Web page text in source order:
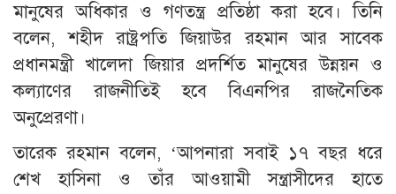
মানুষের অধিকার ও গণতন্ত্র প্রতিষ্ঠা করা হবে। তিনি
বলেন, শহীদ রাষ্ট্রপতি জিয়াউর রহমান আর সাবেক
প্রধানমন্ত্রী খালেদা জিয়ার প্রদর্শিত মানুষের উন্নয়ন ও
কল্যাণের রাজনীতিই হবে বিএনপির রাজনৈতিক
অনুপ্রেরণা।
তারেক রহমান বলেন, ‘আপনারা সবাই ১৭ বছর ধরে
শেখ হাসিনা ও তাঁর আওয়ামী সন্ত্রাসীদের হাতে